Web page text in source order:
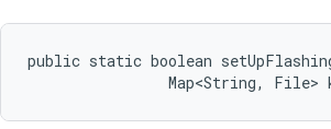
public static boolean
Map<String, File>